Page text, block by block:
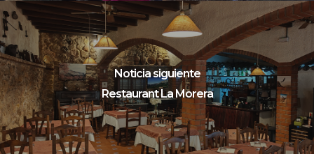
Noticia siguiente
Restaurant La Morera